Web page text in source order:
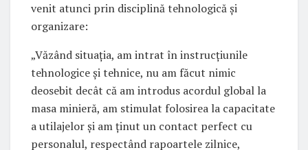
venit atunci prin disciplină tehnologică și
organizare:
„Văzând situația, am intrat în instrucțiunile
tehnologice și tehnice, nu am făcut nimic
deosebit decât că am introdus acordul global la
masa minieră, am stimulat folosirea la capacitate
a utilajelor și am ținut un contact perfect cu
personalul, respectând rapoartele zilnice,